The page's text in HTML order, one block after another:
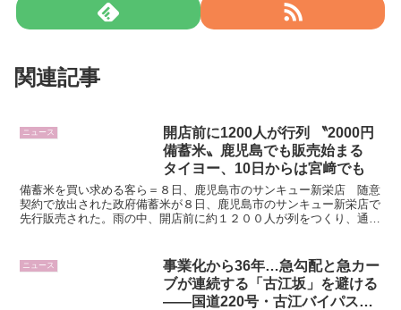
関連記事
ニュース
開店前に1200人が行列 〝2000円
備蓄米〟鹿児島でも販売始まる
タイヨー、10日からは宮﨑でも
備蓄米を買い求める客ら＝８日、鹿児島市のサンキュー新栄店 随意
契約で放出された政府備蓄米が８日、鹿児島市のサンキュー新栄店で
先行販売された。雨の中、開店前に約１２００人が列をつくり、通常
ニュース
事業化から36年…急勾配と急カー
ブが連続する「古江坂」を避ける
――国道220号・古江バイパス7.5